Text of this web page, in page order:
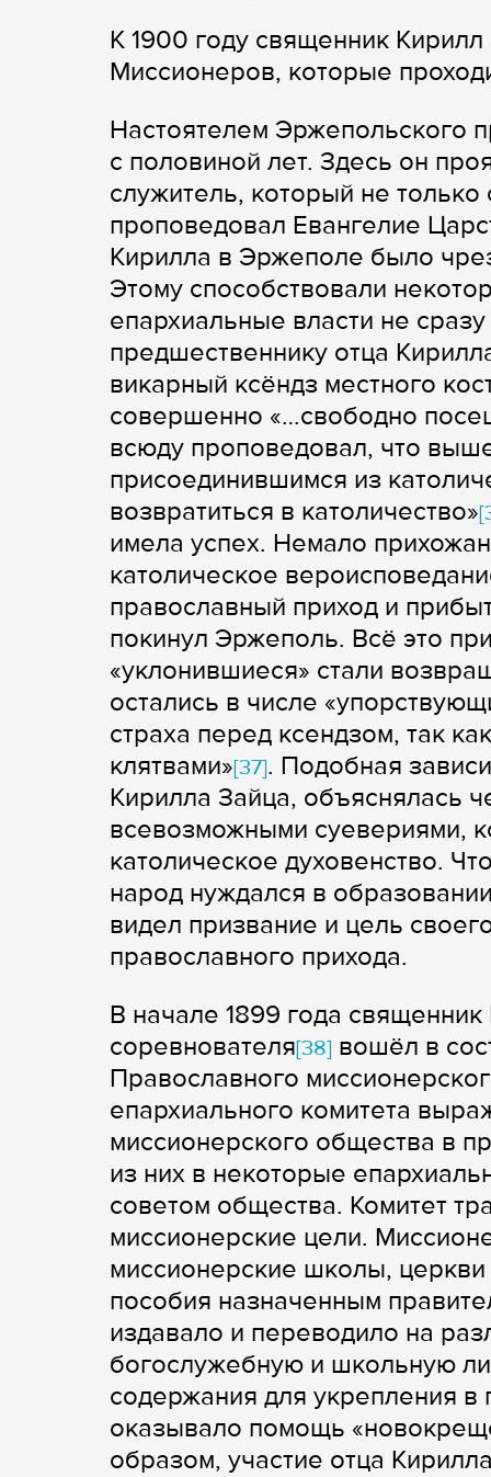
К 1900 году священник
Миссионеров, которые
Настоятелем Эржепольского
с половиной лет. Здесь он
служитель, который не
проповедовал Евангелие
Кирилла в Эржеполе было
Этому способствовали
епархиальные власти не
предшественнику отца
викарный ксёндз местного
совершенно «…свободно
всюду проповедовал, что
присоединившимся из
возвратиться в католичество»
имела успех. Немало
католическое
православный приход и
покинул Эржеполь. Всё это
«уклонившиеся» стали
остались в числе
страха перед ксендзом, так
клятвами»[37]. Подобная
Кирилла Зайца, объяснялась
всевозможными суевериями,
католическое духовенство.
народ нуждался в
видел призвание и цель
православного прихода.
В начале 1899 года
соревнователя[38] вошёл в
Православного
епархиального комитета
миссионерского общества в
из них в некоторые
советом общества. Комитет
миссионерские цели.
миссионерские школы,
пособия назначенным
издавало и переводило на
богослужебную и школьную
содержания для укрепления
оказывало помощь
образом, участие отца